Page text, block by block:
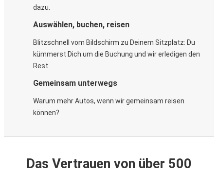
dazu.
Auswählen, buchen, reisen
Blitzschnell vom Bildschirm zu Deinem Sitzplatz: Du
kümmerst Dich um die Buchung und wir erledigen den
Rest.
Gemeinsam unterwegs
Warum mehr Autos, wenn wir gemeinsam reisen
können?
Das Vertrauen von über 500